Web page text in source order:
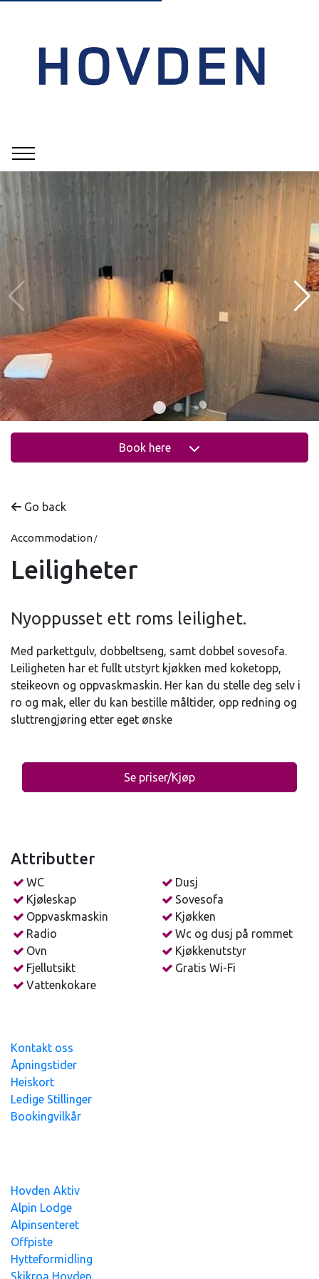
Book here
Go back
Accommodation
Leiligheter
Nyoppusset ett roms leilighet.
Med parkettgulv, dobbeltseng, samt dobbel sovesofa.
Leiligheten har et fullt utstyrt kjøkken med koketopp,
steikeovn og oppvaskmaskin. Her kan du stelle deg selv i
ro og mak, eller du kan bestille måltider, opp redning og
sluttrengjøring etter eget ønske
Se priser/Kjøp
Attributter
WC
Dusj
Kjøleskap
Sovesofa
Oppvaskmaskin
Kjøkken
Radio
Wc og dusj på rommet
Ovn
Kjøkkenutstyr
Fjellutsikt
Gratis Wi-Fi
Vattenkokare
Kontakt oss
Åpningstider
Heiskort
Ledige Stillinger
Bookingvilkår
Hovden Aktiv
Alpin Lodge
Alpinsenteret
Offpiste
Hytteformidling
Skikroa Hovden